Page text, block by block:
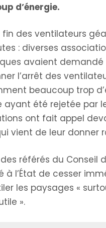
d’énergie.
fin des ventilateurs
: diverses
avaient demandé
l’arrêt des
beaucoup trop
ayant été rejetée par
ont fait appel
vient de leur donner
référés du Conseil
à l’État de cesser
les paysages «
».